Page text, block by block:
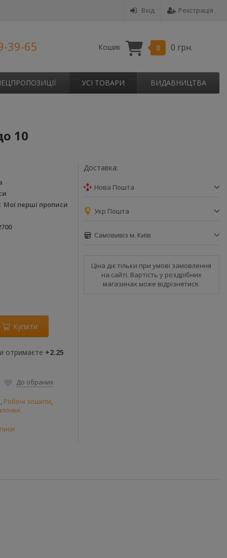
Вхід Реєстрація
39-65 Кошик 0 0 грн.
УСІ ТОВАРИ ВИДАВНИЦТВА
10
Мої перші прописи
Купити
отримаєте +2.25
До обраних
, Робочі зошити,
Доставка:
Нова Пошта
Укр Пошта
Самовивіз м. Київ
Ціна діє тільки при умові замовлення
на сайті. Вартість у роздрібних
магазинах може відрізнятися.